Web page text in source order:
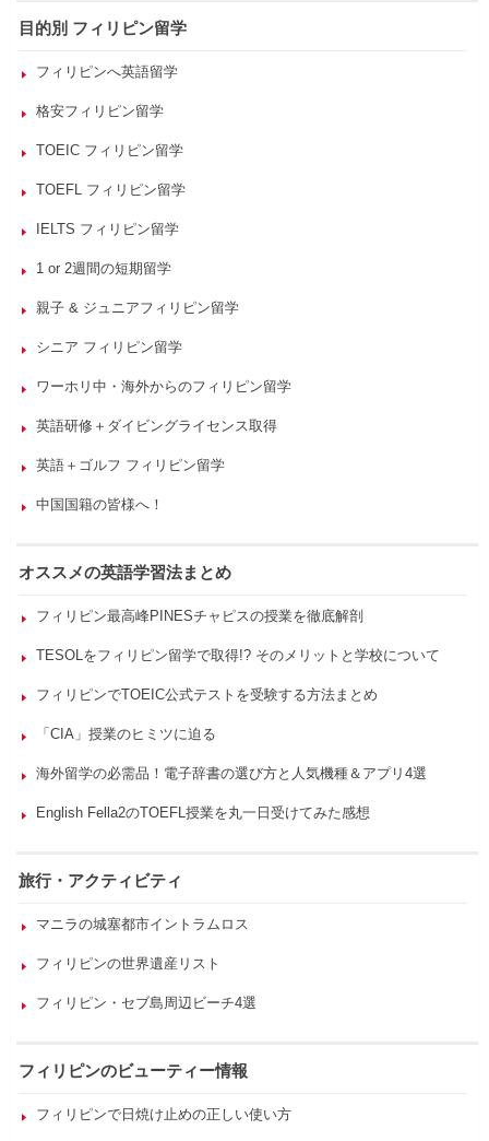
目的別 フィリピン留学
フィリピンへ英語留学
格安フィリピン留学
TOEIC フィリピン留学
TOEFL フィリピン留学
IELTS フィリピン留学
1 or 2週間の短期留学
親子 & ジュニアフィリピン留学
シニア フィリピン留学
ワーホリ中・海外からのフィリピン留学
英語研修＋ダイビングライセンス取得
英語＋ゴルフ フィリピン留学
中国国籍の皆様へ！
オススメの英語学習法まとめ
フィリピン最高峰PINESチャピスの授業を徹底解剖
TESOLをフィリピン留学で取得!? そのメリットと学校について
フィリピンでTOEIC公式テストを受験する方法まとめ
「CIA」授業のヒミツに迫る
海外留学の必需品！電子辞書の選び方と人気機種＆アプリ4選
English Fella2のTOEFL授業を丸一日受けてみた感想
旅行・アクティビティ
マニラの城塞都市イントラムロス
フィリピンの世界遺産リスト
フィリピン・セブ島周辺ビーチ4選
フィリピンのビューティー情報
フィリピンで日焼け止めの正しい使い方